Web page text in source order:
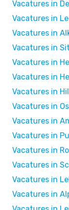
Vacatures in
Vacatures in
Vacatures in
Vacatures in
Vacatures in
Vacatures in
Vacatures in
Vacatures in
Vacatures in
Vacatures in
Vacatures in
Vacatures in
Vacatures in
Vacatures in